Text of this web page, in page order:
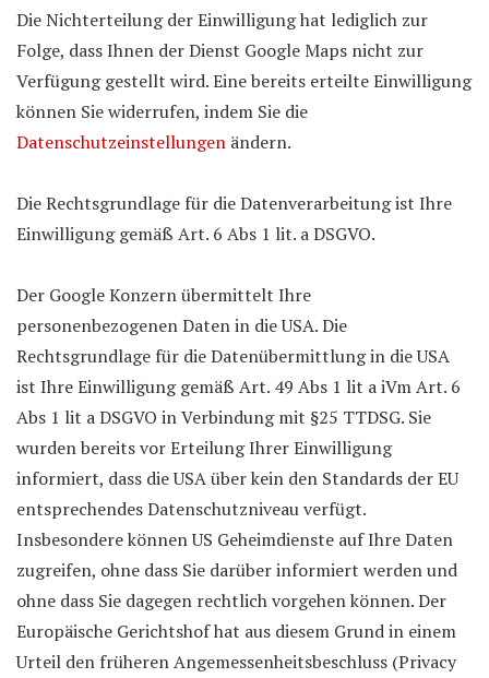
Die Nichterteilung der Einwilligung hat lediglich zur
Folge, dass Ihnen der Dienst Google Maps nicht zur
Verfügung gestellt wird. Eine bereits erteilte Einwilligung
können Sie widerrufen, indem Sie die
Datenschutzeinstellungen ändern.
Die Rechtsgrundlage für die Datenverarbeitung ist Ihre
Einwilligung gemäß Art. 6 Abs 1 lit. a DSGVO.
Der Google Konzern übermittelt Ihre
personenbezogenen Daten in die USA. Die
Rechtsgrundlage für die Datenübermittlung in die USA
ist Ihre Einwilligung gemäß Art. 49 Abs 1 lit a iVm Art. 6
Abs 1 lit a DSGVO in Verbindung mit §25 TTDSG. Sie
wurden bereits vor Erteilung Ihrer Einwilligung
informiert, dass die USA über kein den Standards der EU
entsprechendes Datenschutzniveau verfügt.
Insbesondere können US Geheimdienste auf Ihre Daten
zugreifen, ohne dass Sie darüber informiert werden und
ohne dass Sie dagegen rechtlich vorgehen können. Der
Europäische Gerichtshof hat aus diesem Grund in einem
Urteil den früheren Angemessenheitsbeschluss (Privacy